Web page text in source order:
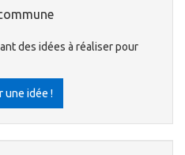
des idées à réaliser pour
une idée !